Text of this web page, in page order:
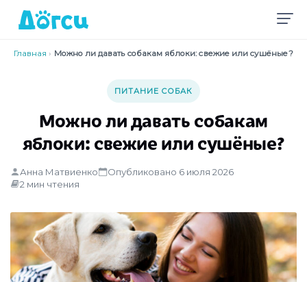
Главная › Можно ли давать собакам яблоки: свежие или сушёные?
ПИТАНИЕ СОБАК
Можно ли давать собакам
яблоки: свежие или сушёные?
Анна Матвиенко
Опубликовано 6 июля 2026
2 мин чтения